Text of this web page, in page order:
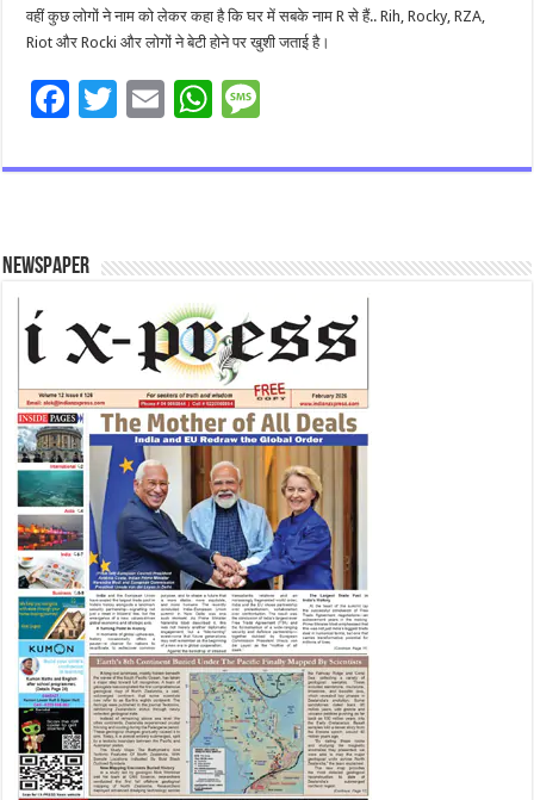
वहीं कुछ लोगों ने नाम को लेकर कहा है कि घर में सबके नाम R से हैं.. Rih, Rocky, RZA,
Riot और Rocki और लोगों ने बेटी होने पर खुशी जताई है।
F
e
o
k
T
tt
E
ai
W
at
p
p
sa
e
Newspaper